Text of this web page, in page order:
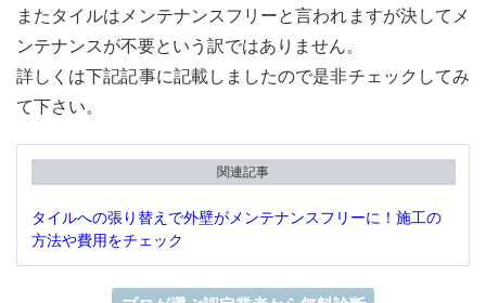
またタイルはメンテナンスフリーと言われますが決してメ
ンテナンスが不要という訳ではありません。
詳しくは下記記事に記載しましたので是非チェックしてみ
て下さい。
関連記事
タイルへの張り替えで外壁がメンテナンスフリーに！施工の
方法や費用をチェック